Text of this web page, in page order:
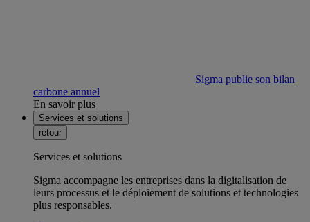
Sigma publie son bilan
carbone annuel
En savoir plus
Services et solutions
retour
Services et solutions
Sigma accompagne les entreprises dans la digitalisation de
leurs processus et le déploiement de solutions et technologies
plus responsables.